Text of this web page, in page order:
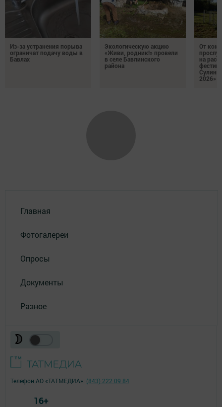
Из-за устранения порыва
ограничат подачу воды в
Бавлах
Экологическую акцию
«Живи, родник!» провели
в селе Бавлинского
района
От
на
2026»
Главная
Фотогалереи
Опросы
Документы
Разное
Телефон АО «ТАТМЕДИА»: (843) 222 09 84
16+